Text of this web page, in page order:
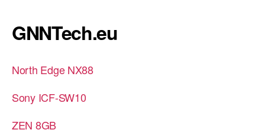
GNNTech.eu
North Edge NX88
Sony ICF-SW10
ZEN 8GB